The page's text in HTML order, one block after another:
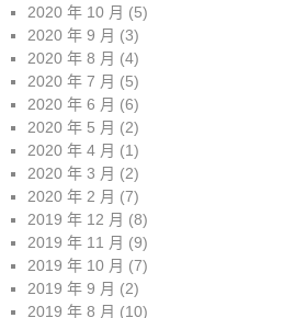
2020 年 10 月 (5)
2020 年 9 月 (3)
2020 年 8 月 (4)
2020 年 7 月 (5)
2020 年 6 月 (6)
2020 年 5 月 (2)
2020 年 4 月 (1)
2020 年 3 月 (2)
2020 年 2 月 (7)
2019 年 12 月 (8)
2019 年 11 月 (9)
2019 年 10 月 (7)
2019 年 9 月 (2)
2019 年 8 月 (10)